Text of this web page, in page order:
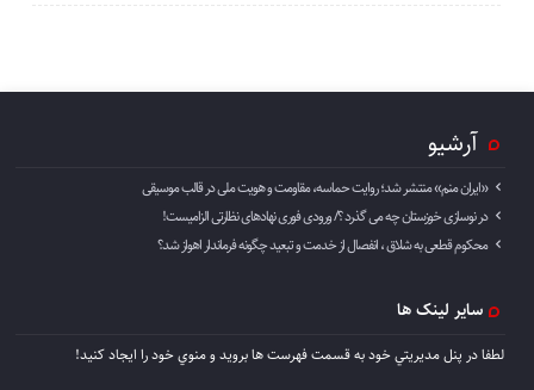
آرشیو
«ایران منم» منتشر شد؛ روایت حماسه، مقاومت و هویت ملی در قالب موسیقی
در نوسازی خوزستان چه می گذرد ؟/ ورودی فوری نهادهای نظارتی الزامیست!
محکوم قطعی به شلاق ، انفصال از خدمت و تبعید چگونه فرماندار اهواز شد؟
سایر لینک ها
لطفا در پنل مديريتي خود به قسمت فهرست ها برويد و منوي خود را ايجاد كنيد!